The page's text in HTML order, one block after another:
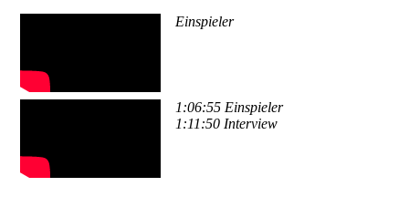
Einspieler
1:06:55 Einspieler
1:11:50 Interview